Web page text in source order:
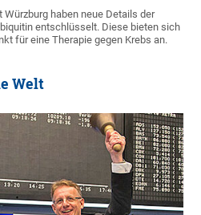
haben neue Details der
entschlüsselt. Diese bieten sich
für eine Therapie gegen Krebs an.
Welt